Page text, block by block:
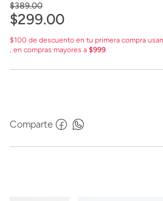
$389.00
$299.00
$100 de descuento en tu primera compra
, en compras mayores a $999.
Comparte